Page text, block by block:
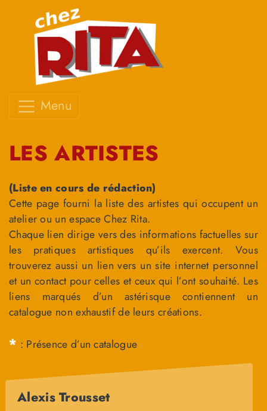
Menu
LES ARTISTES
(Liste en cours de rédaction)
Cette page fourni la liste des artistes qui occupent un
atelier ou un espace Chez Rita.
Chaque lien dirige vers des informations factuelles sur
les pratiques artistiques qu’ils exercent. Vous
trouverez aussi un lien vers un site internet personnel
et un contact pour celles et ceux qui l’ont souhaité. Les
liens marqués d’un astérisque contiennent un
catalogue non exhaustif de leurs créations.
* : Présence d’un catalogue
Alexis Trousset